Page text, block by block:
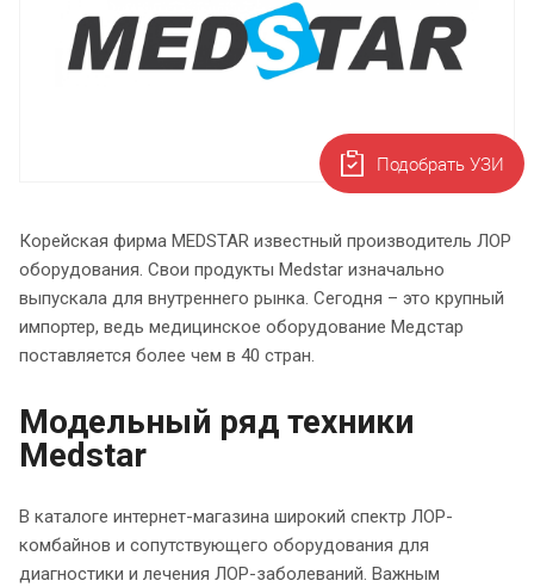
Корейская фирма MEDSTAR известный производитель ЛОР
оборудования. Свои продукты Medstar изначально
выпускала для внутреннего рынка. Сегодня – это крупный
импортер, ведь медицинское оборудование Медстар
поставляется более чем в 40 стран.
Модельный ряд техники
Medstar
В каталоге интернет-магазина широкий спектр ЛОР-
комбайнов и сопутствующего оборудования для
диагностики и лечения ЛОР-заболеваний. Важным
Подобрать УЗИ